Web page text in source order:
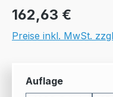
Regulärer Preis:
162,63 €
Preise inkl. MwSt.
Auflageauswählen